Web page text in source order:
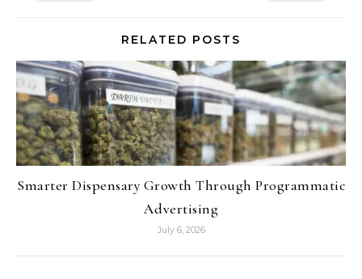
RELATED POSTS
Smarter Dispensary Growth Through Programmatic
Advertising
July 6, 2026